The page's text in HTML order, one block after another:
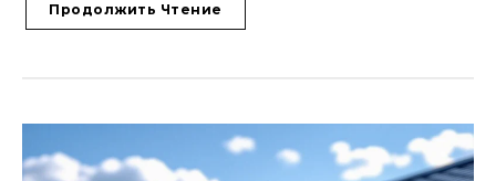
Продолжить Чтение